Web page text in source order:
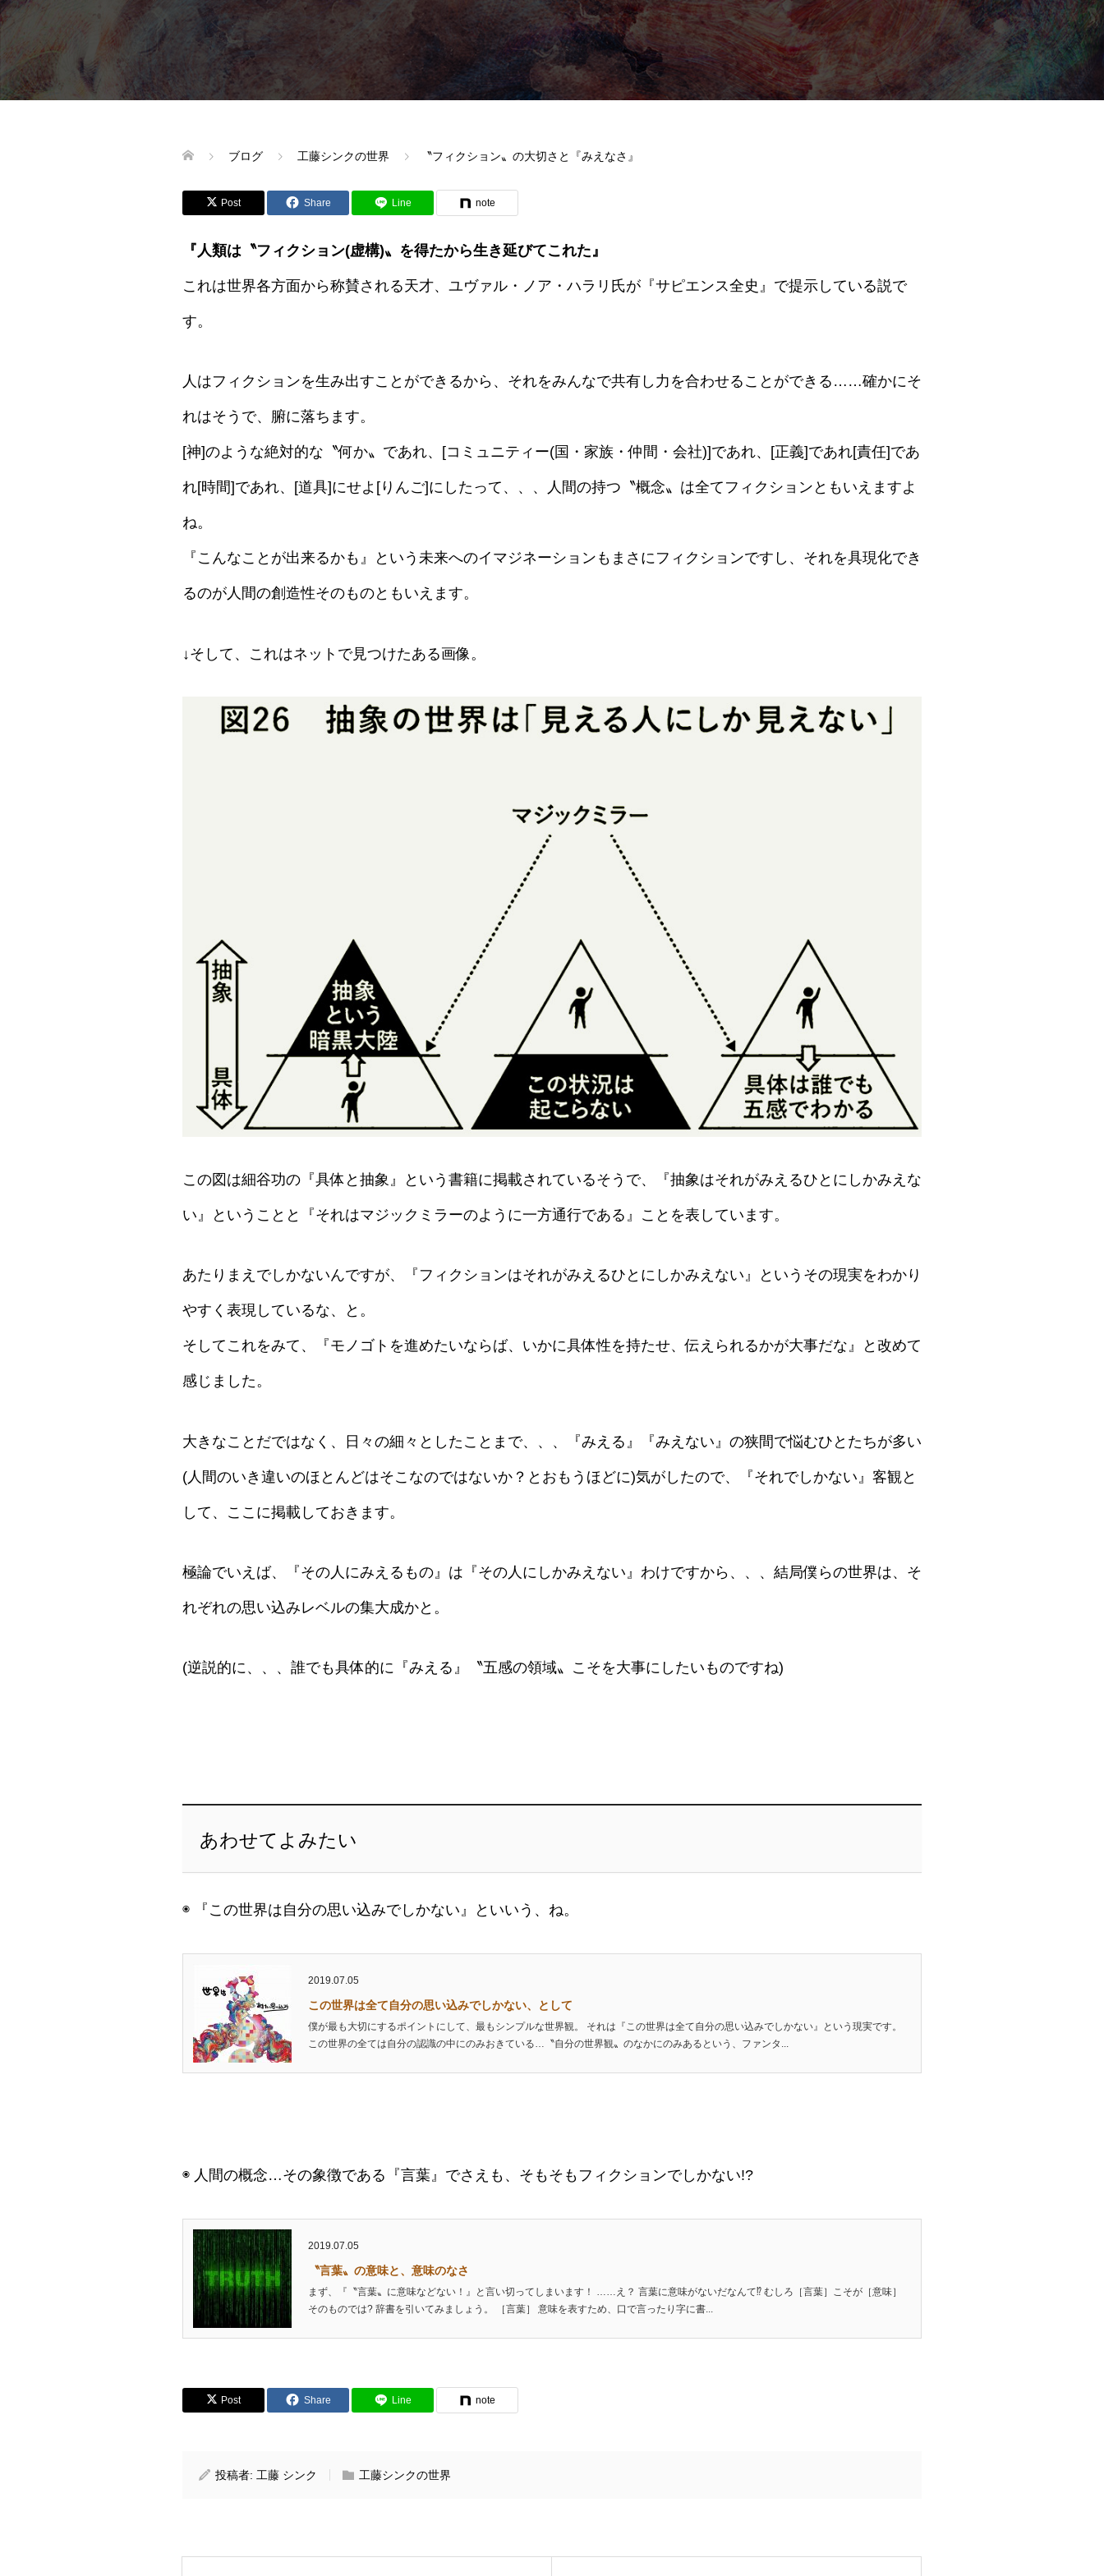
ブログ 工藤シンクの世界 〝フィクション〟の大切さと『みえなさ』
Post Share Line note
『人類は〝フィクション(虚構)〟を得たから生き延びてこれた』
これは世界各方面から称賛される天才、ユヴァル・ノア・ハラリ氏が『サピエンス全史』で提示している説で
す。
人はフィクションを生み出すことができるから、それをみんなで共有し力を合わせることができる……確かにそ
れはそうで、腑に落ちます。
[神]のような絶対的な〝何か〟であれ、[コミュニティー(国・家族・仲間・会社)]であれ、[正義]であれ[責任]であ
れ[時間]であれ、[道具]にせよ[りんご]にしたって、、、人間の持つ〝概念〟は全てフィクションともいえますよ
ね。
『こんなことが出来るかも』という未来へのイマジネーションもまさにフィクションですし、それを具現化でき
るのが人間の創造性そのものともいえます。
↓そして、これはネットで見つけたある画像。
この図は細谷功の『具体と抽象』という書籍に掲載されているそうで、『抽象はそれがみえるひとにしかみえな
い』ということと『それはマジックミラーのように一方通行である』ことを表しています。
あたりまえでしかないんですが、『フィクションはそれがみえるひとにしかみえない』というその現実をわかり
やすく表現しているな、と。
そしてこれをみて、『モノゴトを進めたいならば、いかに具体性を持たせ、伝えられるかが大事だな』と改めて
感じました。
大きなことだではなく、日々の細々としたことまで、、、『みえる』『みえない』の狭間で悩むひとたちが多い
(人間のいき違いのほとんどはそこなのではないか？とおもうほどに)気がしたので、『それでしかない』客観と
して、ここに掲載しておきます。
極論でいえば、『その人にみえるもの』は『その人にしかみえない』わけですから、、、結局僕らの世界は、そ
れぞれの思い込みレベルの集大成かと。
(逆説的に、、、誰でも具体的に『みえる』〝五感の領域〟こそを大事にしたいものですね)
あわせてよみたい
◉ 『この世界は自分の思い込みでしかない』といいう、ね。
2019.07.05
この世界は全て自分の思い込みでしかない、として
僕が最も大切にするポイントにして、最もシンプルな世界観。 それは『この世界は全て自分の思い込みでしかない』という現実です。
この世界の全ては自分の認識の中にのみおきている…〝自分の世界観〟のなかにのみあるという、ファンタ...
◉ 人間の概念…その象徴である『言葉』でさえも、そもそもフィクションでしかない!?
2019.07.05
〝言葉〟の意味と、意味のなさ
まず、『〝言葉〟に意味などない！』と言い切ってしまいます！ ……え？ 言葉に意味がないだなんて⁉︎ むしろ［言葉］こそが［意味］
そのものでは? 辞書を引いてみましょう。 ［言葉］ 意味を表すため、口で言ったり字に書...
Post Share Line note
投稿者: 工藤 シンク 工藤シンクの世界